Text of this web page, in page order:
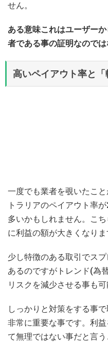
せん。
ある意味これはユーザー
者である事の証明なのでは
高いペイアウト率と「
一度でも業者を覗いたこ
トラリアのペイアウト率
多いかもしれません。こ
に利益の額が大きくなりま
少し特徴のある取引でス
あるのですがトレンド(為
リスクを減少させる事も可
しっかりと対策をする事
非常に重要な事です。利
て無理ではない事だと言う